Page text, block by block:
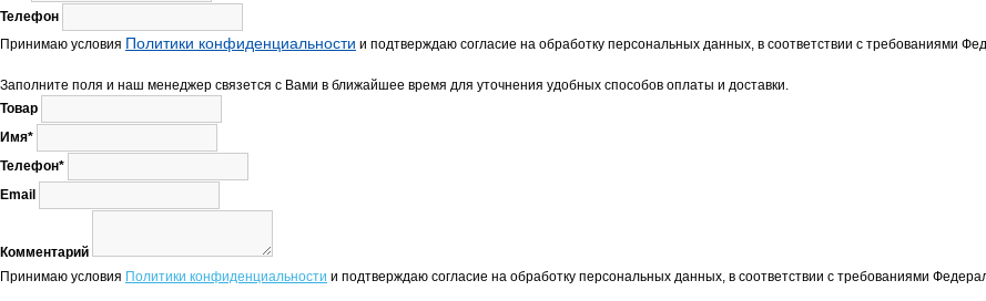
Телефон
Принимаю условия Политики конфиденциальности и подтверждаю согласие на обработку персональных данных, в соответствии с требованиями
Заполните поля и наш менеджер связется с Вами в ближайшее время для уточнения удобных способов оплаты и доставки.
Товар
Имя*
Телефон*
Email
Комментарий
Принимаю условия Политики конфиденциальности и подтверждаю согласие на обработку персональных данных, в соответствии с требованиями